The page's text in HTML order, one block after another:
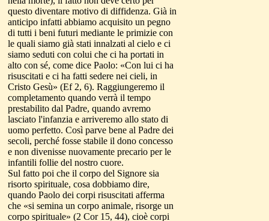
questo diventare motivo di diffidenza. Già in
anticipo infatti abbiamo acquisito un pegno
di tutti i beni futuri mediante le primizie con
le quali siamo già stati innalzati al cielo e ci
siamo seduti con colui che ci ha portati in
alto con sé, come dice Paolo: «Con lui ci ha
risuscitati e ci ha fatti sedere nei cieli, in
Cristo Gesù» (Ef 2, 6). Raggiungeremo il
completamento quando verrà il tempo
prestabilito dal Padre, quando avremo
lasciato l'infanzia e arriveremo allo stato di
uomo perfetto. Così parve bene al Padre dei
secoli, perché fosse stabile il dono concesso
e non divenisse nuovamente precario per le
infantili follie del nostro cuore.
Sul fatto poi che il corpo del Signore sia
risorto spirituale, cosa dobbiamo dire,
quando Paolo dei corpi risuscitati afferma
che «si semina un corpo animale, risorge un
corpo spirituale» (2 Cor 15, 44), cioè corpi